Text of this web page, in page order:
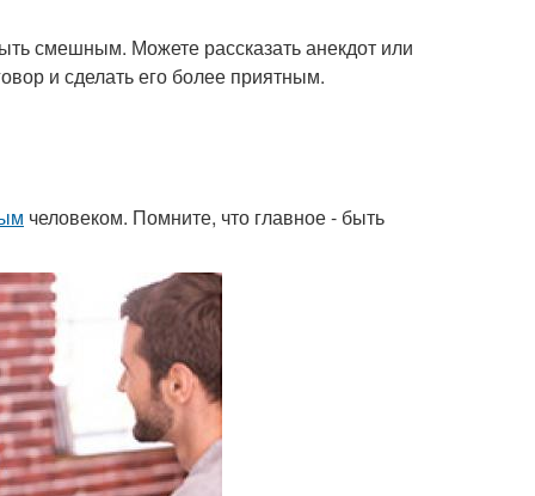
смешным. Можете рассказать анекдот или
и сделать его более приятным.
человеком. Помните, что главное - быть